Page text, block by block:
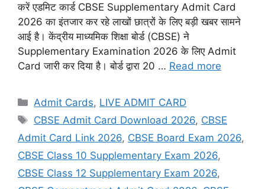
करें एडमिट कार्ड CBSE Supplementary Admit Card
2026 का इंतजार कर रहे लाखों छात्रों के लिए बड़ी खबर सामने
आई है। केंद्रीय माध्यमिक शिक्षा बोर्ड (CBSE) ने
Supplementary Examination 2026 के लिए Admit
Card जारी कर दिया है। बोर्ड द्वारा 20 … Read more
Admit Cards, LIVE ADMIT CARD
CBSE Admit Card Download 2026, CBSE
Admit Card Link 2026, CBSE Board Exam 2026,
CBSE Class 10 Supplementary Exam 2026,
CBSE Class 12 Supplementary Exam 2026,